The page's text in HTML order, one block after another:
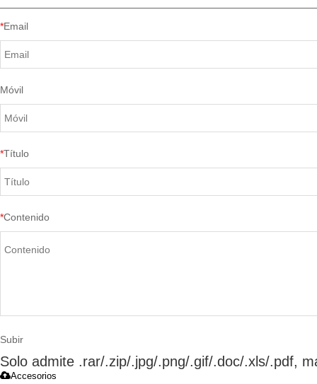
*Email
Móvil
*Título
*Contenido
Subir
Solo admite .rar/.zip/.jpg/.png/.gif/.doc/.xls/.pdf,
Accesorios